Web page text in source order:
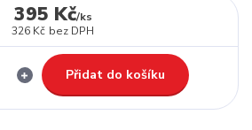
395 Kč/ks
326 Kč bez DPH
Přidat do košíku